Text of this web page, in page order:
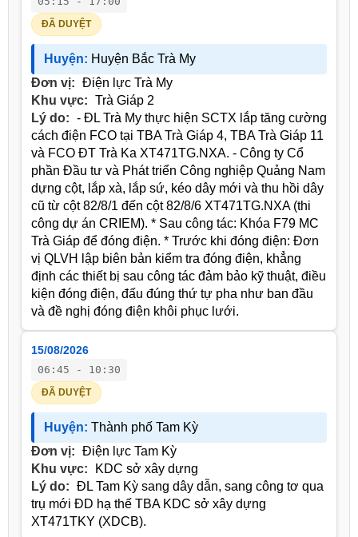
ĐÃ DUYỆT
Huyện: Huyện Bắc Trà My
Đơn vị: Điện lực Trà My
Khu vực: Trà Giáp 2
Lý do: - ĐL Trà My thực hiện SCTX lắp tăng cường
cách điện FCO tại TBA Trà Giáp 4, TBA Trà Giáp 11
và FCO ĐT Trà Ka XT471TG.NXA. - Công ty Cổ
phần Đầu tư và Phát triển Công nghiệp Quảng Nam
dựng cột, lắp xà, lắp sứ, kéo dây mới và thu hồi dây
cũ từ cột 82/8/1 đến cột 82/8/6 XT471TG.NXA (thi
công dự án CRIEM). * Sau công tác: Khóa F79 MC
Trà Giáp để đóng điện. * Trước khi đóng điện: Đơn
vị QLVH lập biên bản kiểm tra đóng điện, khẳng
định các thiết bị sau công tác đảm bảo kỹ thuật, điều
kiện đóng điện, đấu đúng thứ tự pha như ban đầu
và đề nghị đóng điện khôi phục lưới.
15/08/2026
06:45 - 10:30
ĐÃ DUYỆT
Huyện: Thành phố Tam Kỳ
Đơn vị: Điện lực Tam Kỳ
Khu vực:
KDC sở xây dựng
Lý do: ĐL Tam Kỳ sang dây dẫn, sang công tơ qua
trụ mới ĐD hạ thế TBA KDC sở xây dựng
XT471TKY (XDCB).